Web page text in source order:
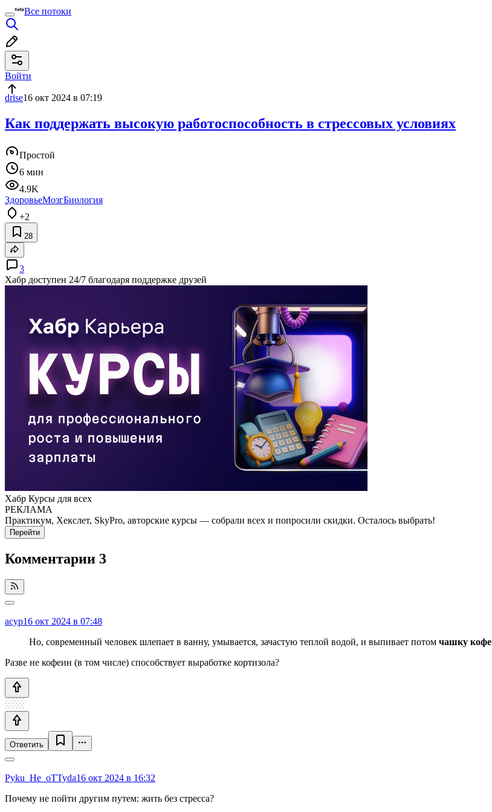
Все потоки
Войти
drise16 окт 2024 в 07:19
Как поддержать высокую работоспособность в стрессовых условиях
Простой
6 мин
4.9K
ЗдоровьеМозгБиология
+2
28
3
Хабр доступен 24/7 благодаря поддержке друзей
Хабр Курсы для всех
РЕКЛАМА
Практикум, Хекслет, SkyPro, авторские курсы — собрали всех и попросили скидки. Осталось выбрать!
Перейти
Комментарии 3
acyp16 окт 2024 в 07:48
Но, современный человек шлепает в ванну, умывается, зачастую теплой водой, и выпивает потом чашку кофе
Разве не кофеин (в том числе) способствует выработке кортизола?
Ответить
Pyku_He_oTTyda16 окт 2024 в 16:32
Почему не пойти другим путем: жить без стресса?